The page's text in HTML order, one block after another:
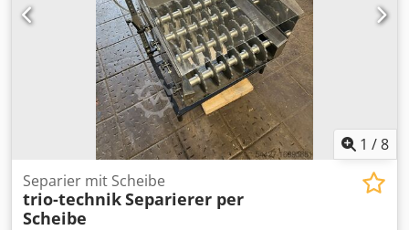
1 /8
Separier mit Scheibe
trio-technikSeparierer per
Scheibe